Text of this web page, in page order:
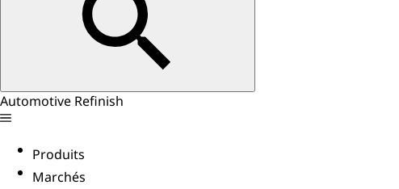
Automotive Refinish
Produits
Marchés